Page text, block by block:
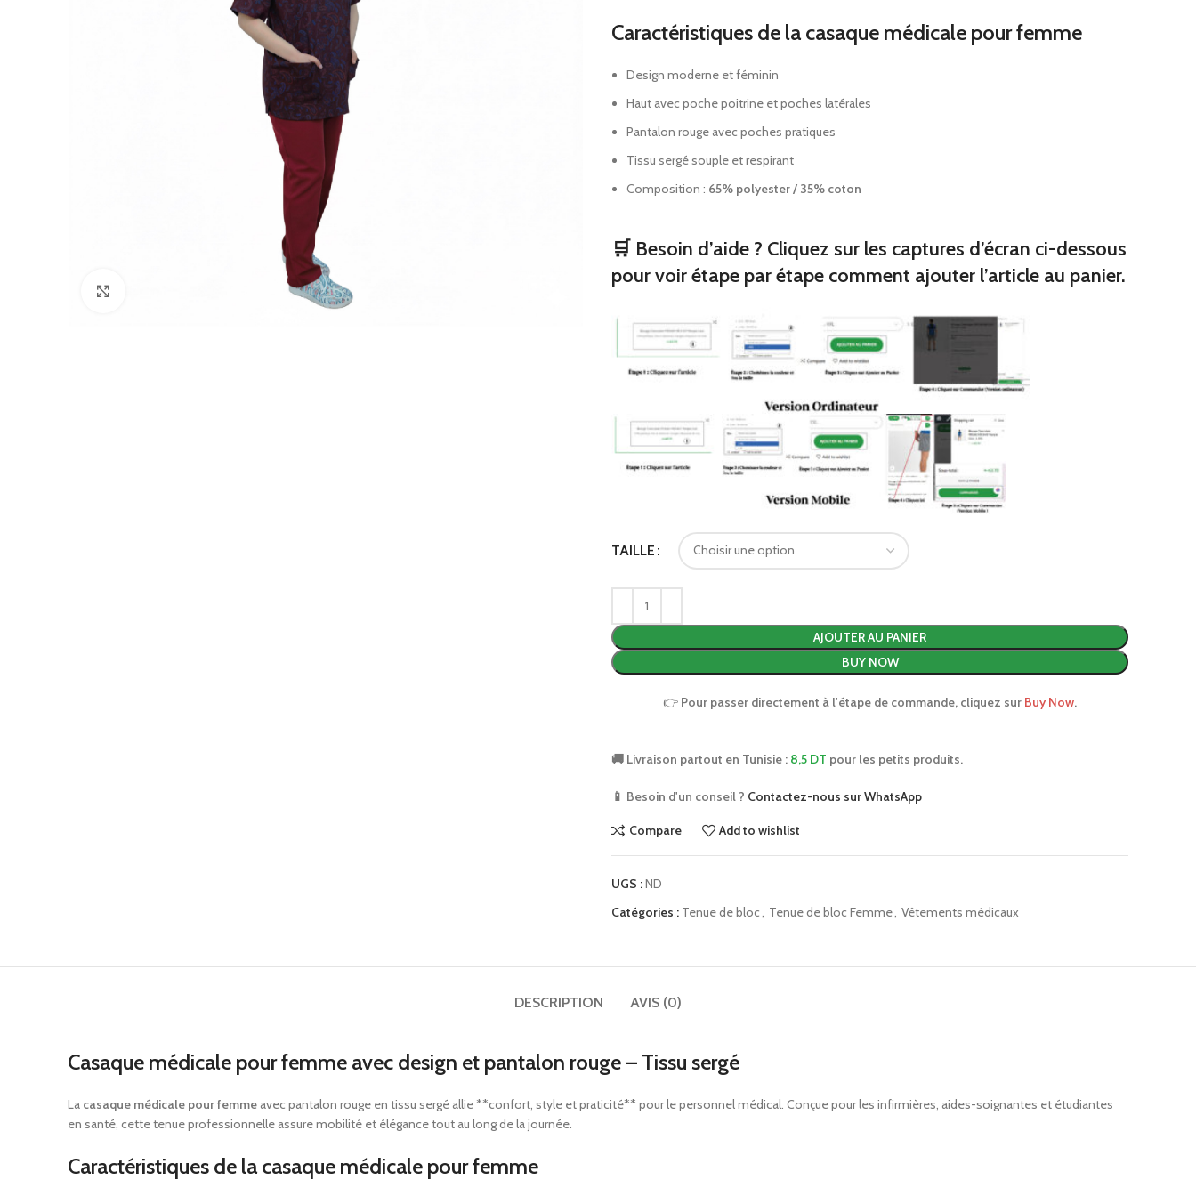
Bondages tricotés
Sangles d’épaule et de broc
Produits orthopédiques junior
Bas médicaux
Corsets de cou
Oreillers orthopédiques
Aider à la marche
Fauteuils roulants
Consommables de premiers
Aider à la marche
Fauteuils roulants
Caractéristiques de la casaque médicale pour femme
Design moderne et féminin
Haut avec poche poitrine et poches latérales
Pantalon rouge avec poches pratiques
Tissu sergé souple et respirant
Composition : 65% polyester / 35% coton
🛒 Besoin d’aide ? Cliquez sur les captures d’écran ci-dessous
pour voir étape par étape comment ajouter l’article au panier.
TAILLE
AJOUTER AU PANIER
BUY NOW
👉 Pour passer directement à l'étape de commande, cliquez sur Buy Now.
🚚 Livraison partout en Tunisie : 8,5 DT pour les petits produits.
📱 Besoin d'un conseil ? Contactez-nous sur WhatsApp
Compare Add to wishlist
UGS :ND
Catégories : Tenue de bloc, Tenue de bloc Femme, Vêtements médicaux
DESCRIPTION AVIS (0)
Casaque médicale pour femme avec design et pantalon rouge – Tissu sergé
La casaque médicale pour femme avec pantalon rouge en tissu sergé allie **confort, style et praticité** pour le personnel médical. Conçue pour les infirmières, aides-soignantes et étudiantes
en santé, cette tenue professionnelle assure mobilité et élégance tout au long de la journée.
Caractéristiques de la casaque médicale pour femme